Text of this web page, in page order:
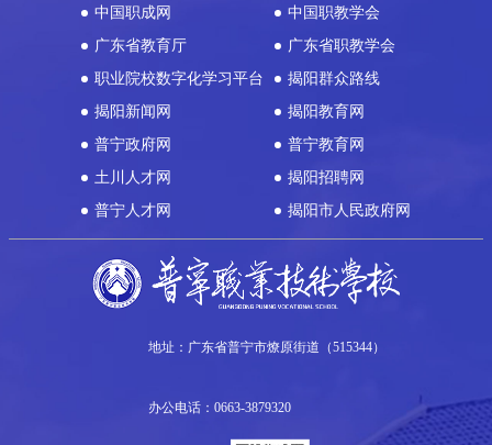
中国职成网
中国职教学会
广东省教育厅
广东省职教学会
职业院校数字化学习平台
揭阳群众路线
揭阳新闻网
揭阳教育网
普宁政府网
普宁教育网
土川人才网
揭阳招聘网
普宁人才网
揭阳市人民政府网
地址：广东省普宁市燎原街道（515344）
办公电话：0663-3879320